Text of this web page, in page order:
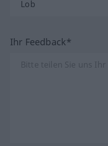
Ihr Feedback*